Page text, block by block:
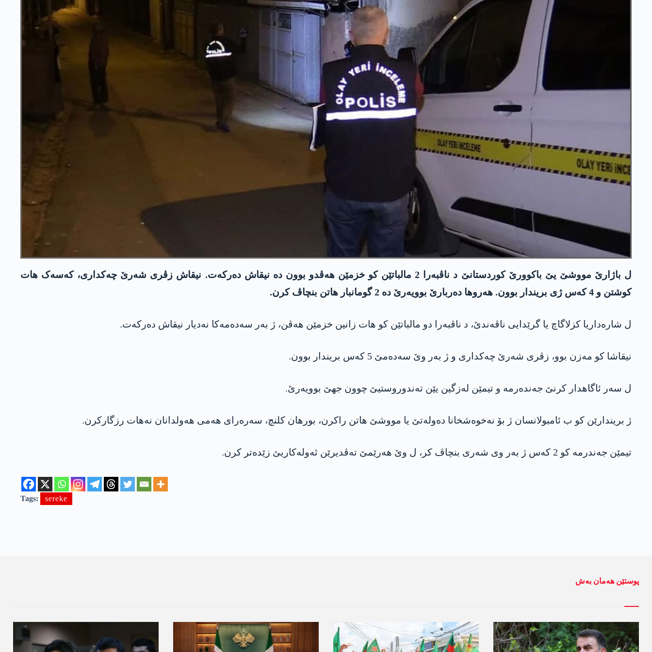
ل باژارێ مووشێ یێ باکوورێ کوردستانێ د ناڤبەرا 2 مالباتێن کو خزمێن ھەڤدو بوون دە نیقاش دەرکەت. نیقاش زڤری شەرێ چەکداری، کەسەک هات
کوشتن و 4 کەس ژی بریندار بوون. ھەروھا دەربارێ بوویەرێ دە 2 گومانبار ھاتن بنچاڤ کرن.
ل شارەداریا کزلاگاچ یا گرێدایی ناڤەندێ، د ناڤبەرا دو مالباتێن کو ھات زانین خزمێن ھەڤن، ژ بەر سەدەمەکا نەدیار نیقاش دەرکەت.
نیقاشا کو مەزن بوو، زڤری شەرێ چەکداری و ژ بەر وێ سەدەمێ 5 کەس بریندار بوون.
ل سەر ئاگاھدار کرنێ جەندەرمە و تیمێن لەزگین یێن تەندوروستیێ چوون جھێ بوویەرێ.
ژ بریندارێن کو ب ئامبولانسان ژ بۆ نەخوەشخانا دەولەتێ یا مووشێ ھاتن راکرن، بورھان کلنچ، سەرەرای ھەمی ھەولدانان نەھات رزگارکرن.
تیمێن جەندرمە کو 2 کەس ژ بەر وی شەری بنچاڤ کر، ل وێ ھەرێمێ تەڤدیرێن ئەولەکاریێ زێدەتر کرن.
Tags: sereke
پوستێن ھەمان بەش